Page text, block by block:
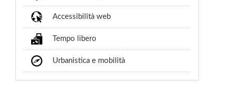
Accessibilità web
Tempo libero
Urbanistica e mobilità